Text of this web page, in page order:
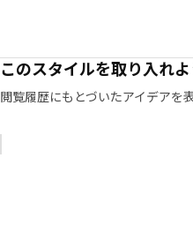
このスタイルを取り入れよ
閲覧履歴にもとづいたアイデアを